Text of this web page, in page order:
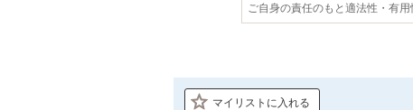
ご自身の責任のもと適法性・有
マイリストに入れる